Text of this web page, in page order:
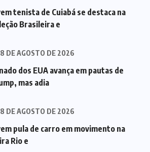
tenista de Cuiabá se destaca na
Brasileira e
8 DE AGOSTO DE 2026
dos EUA avança em pautas de
mas adia
8 DE AGOSTO DE 2026
pula de carro em movimento na
Rio e